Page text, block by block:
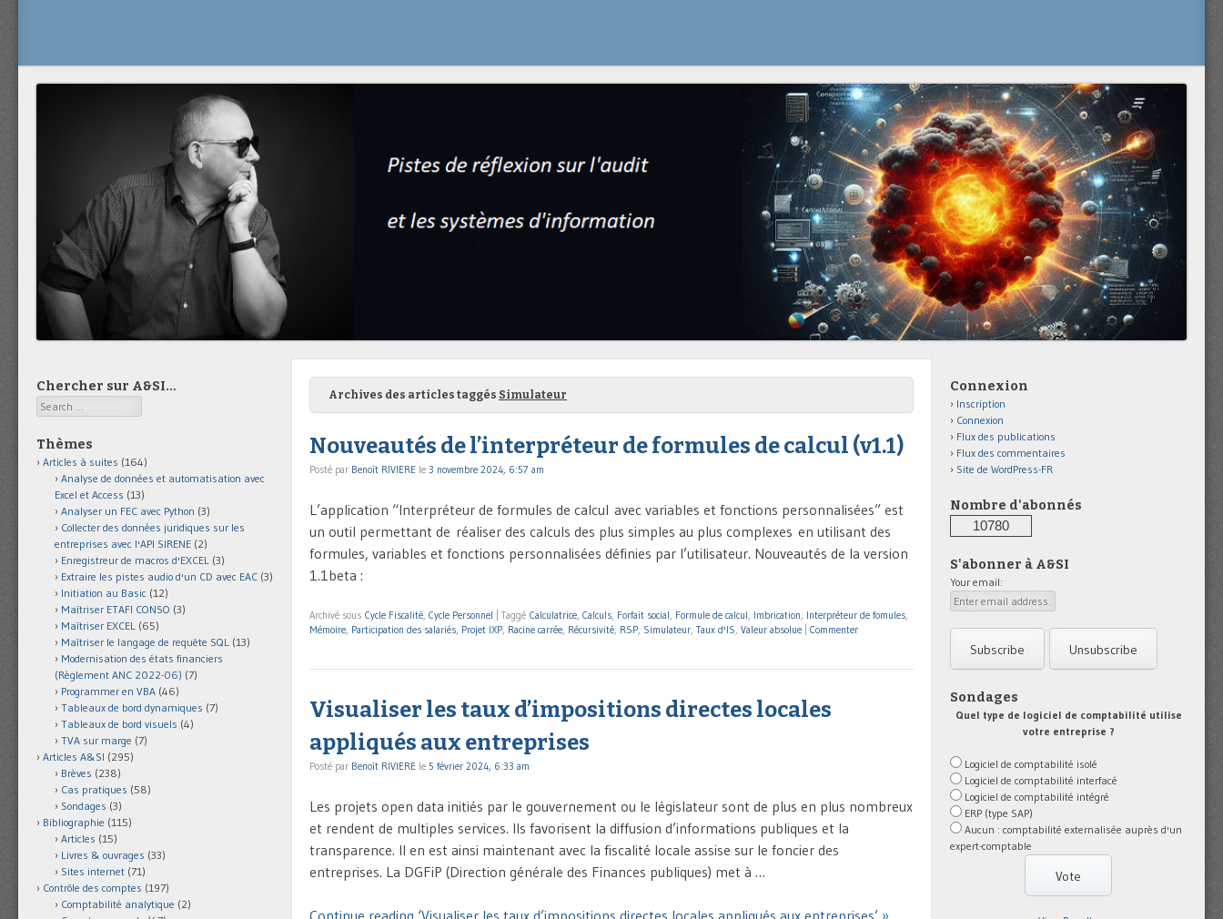
Archives des articles taggés Simulateur
Nouveautés de l’interpréteur de formules de calcul (v1.1)
Posté par Benoît RIVIERE le 3 novembre 2024, 6:57 am
L’application “Interpréteur de formules de calcul avec variables et fonctions personnalisées” est
un outil permettant de réaliser des calculs des plus simples au plus complexes en utilisant des
formules, variables et fonctions personnalisées définies par l’utilisateur. Nouveautés de la version
1.1beta :
Archivé sous Cycle Fiscalité, Cycle Personnel Taggé Calculatrice, Calculs, Forfait social, Formule de calcul, Imbrication, Interpréteur de fomules,
Mémoire, Participation des salariés, Projet IXP, Racine carrée, Récursivité, RSP, Simulateur, Taux d'IS, Valeur absolue Commenter
Visualiser les taux d’impositions directes locales
appliqués aux entreprises
Posté par Benoît RIVIERE le 5 février 2024, 6:33 am
Les projets open data initiés par le gouvernement ou le législateur sont de plus en plus nombreux
et rendent de multiples services. Ils favorisent la diffusion d’informations publiques et la
transparence. Il en est ainsi maintenant avec la fiscalité locale assise sur le foncier des
entreprises. La DGFiP (Direction générale des Finances publiques) met à …
Chercher sur A&SI…
Search
Thèmes
Articles à suites (164)
Analyse de données et automatisation avec
Excel et Access (13)
Analyser un FEC avec Python (3)
Collecter des données juridiques sur les
entreprises avec l'API SIRENE (2)
Enregistreur de macros d'EXCEL (3)
Extraire les pistes audio d'un CD avec EAC (3)
Initiation au Basic (12)
Maîtriser ETAFI CONSO (3)
Maîtriser EXCEL (65)
Maîtriser le langage de requête SQL (13)
Modernisation des états financiers
(Règlement ANC 2022-06) (7)
Programmer en VBA (46)
Tableaux de bord dynamiques (7)
Tableaux de bord visuels (4)
TVA sur marge (7)
Articles A&SI (295)
Brèves (238)
Cas pratiques (58)
Sondages (3)
Bibliographie (115)
Articles (15)
Livres & ouvrages (33)
Sites internet (71)
Contrôle des comptes (197)
Comptabilité analytique (2)
Connexion
Inscription
Connexion
Flux des publications
Flux des commentaires
Site de WordPress-FR
Nombre d'abonnés
10780
S'abonner à A&SI
Your email:
Sondages
Quel type de logiciel de comptabilité utilise
votre entreprise ?
Logiciel de comptabilité isolé
Logiciel de comptabilité interfacé
Logiciel de comptabilité intégré
ERP (type SAP)
Aucun : comptabilité externalisée auprès d'un
expert-comptable